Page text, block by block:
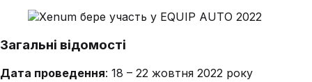
Загальні відомості
Дата проведення: 18 – 22 жовтня 2022 року